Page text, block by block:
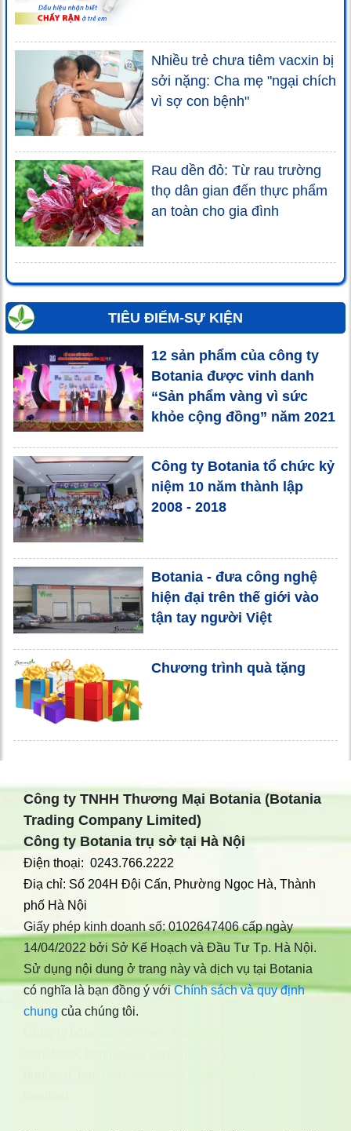
Nhiều trẻ chưa tiêm vacxin bị
sởi nặng: Cha mẹ "ngại chích
vì sợ con bệnh"
Rau dền đỏ: Từ rau trường
thọ dân gian đến thực phẩm
an toàn cho gia đình
TIÊU ĐIỂM-SỰ KIỆN
12 sản phẩm của công ty
Botania được vinh danh
“Sản phẩm vàng vì sức
khỏe cộng đồng” năm 2021
Công ty Botania tổ chức kỷ
niệm 10 năm thành lập
2008 - 2018
Botania - đưa công nghệ
hiện đại trên thế giới vào
tận tay người Việt
Chương trình quà tặng
Công ty TNHH Thương Mại Botania (Botania
Trading Company Limited)
Công ty Botania trụ sở tại Hà Nội
Điện thoại: 0243.766.2222
Điạ chỉ: Số 204H Đội Cấn, Phường Ngọc Hà, Thành
phố Hà Nội
Giấy phép kinh doanh số: 0102647406 cấp ngày
14/04/2022 bởi Sở Kế Hoạch và Đầu Tư Tp. Hà Nội.
Sử dụng nội dung ở trang này và dịch vụ tại Botania
có nghĩa là bạn đồng ý vớiChính sách và quy định
chung của chúng tôi.